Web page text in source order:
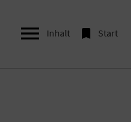
 Inhalt  Start